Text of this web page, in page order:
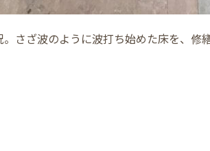
さざ波のように波打ち始めた床を、修